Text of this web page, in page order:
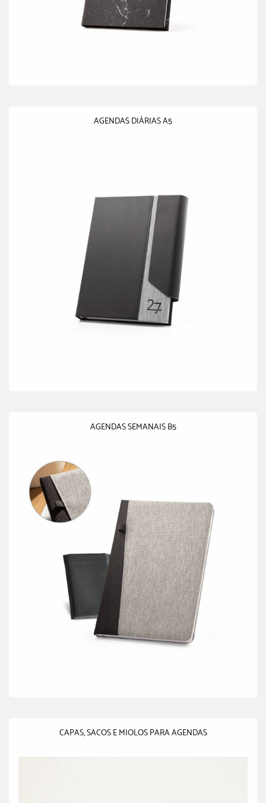
AGENDAS DIÁRIAS A5
AGENDAS SEMANAIS B5
CAPAS, SACOS E MIOLOS PARA AGENDAS